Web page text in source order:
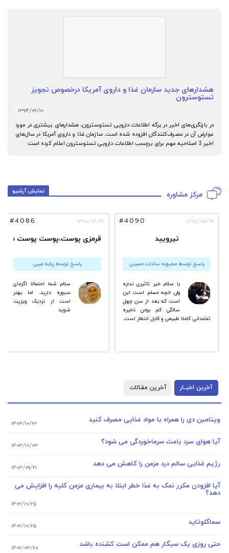
هشدارهای جدید سازمان غذا و داروی آمریکا درخصوص تجویز
تستوسترون
۱۳۹۴/۰۶/۱۰
در بازنگری‌های اخیر در برگه اطلاعات دارویی تستوسترون، هشدارهای بیشتری در مورد
عوارض آن در مصرف‌کنندگان افزوده شده است. سازمان غذا و داروی آمریکا در سال‌های
اخیر 3 اصلاحیه مهم برای برچسب اطلاعات دارویی تستوسترون اعلام کرده است
مرکز مشاوره نمایش آرشیو
تیرویید
پاسخ توسط محبوبه سادات حسینی
۱۳۹۸/۰۵/۰۶ #4090
با سلام خیر تاثیری نداره
ولی انچه مسلم است این
است که بعد از سن چهل
سالگی کم بودن ذخیره
تخمدانی کاملا طبیعی و قابل انتظار است.
قرمزی پوست،پوست پوست
پاسخ توسط ربابه غیبی
۱۳۹۸/۰۴/۳۱ #4086
سلام شما احتمالا اگزماى
سبوره دارید. اما بهتر
است از نزدیک ویزیت
شوید
آخرین اخبــار آخرین مقـالات
ویتامین دی را همراه با مواد غذایی مصرف کنید ۱۴۰۳/۱۰/۲۲
آیا هوای سرد باعث سرماخوردگی می شود؟ ۱۴۰۳/۱۰/۰۳
رژیم غذایی سالم درد مزمن را کاهش می دهد ۱۴۰۳/۰۹/۲۱
آیا افزودن مکرر نمک به غذا خطر ابتلا به بیماری مزمن کلیه را افزایش می
دهد؟
۱۴۰۲/۱۰/۲۵
سماگلوتاید ۱۴۰۲/۱۰/۲۵
حتی روزی یک سیگار هم ممکن است کشنده باشد ۱۴۰۲/۰۳/۲۸